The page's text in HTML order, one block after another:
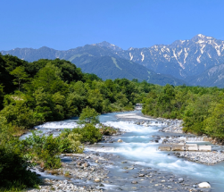
何度も容赦なく銃弾を撃ち込んで
日曜昼下がりの穏やかだった車
が聞こえ、人が折り重なるように
しました。
中央本線を走る特急「あずさ」
この銃撃で亡くなった方は、警
いまから81年前、1945年8月5日
した。中央本線は、3日前の八王
運転を見合わせていましたが、急
れ、この日から全線で運転を再開
湯の花トンネル近くを走る、現在の中央本線の下
運転）